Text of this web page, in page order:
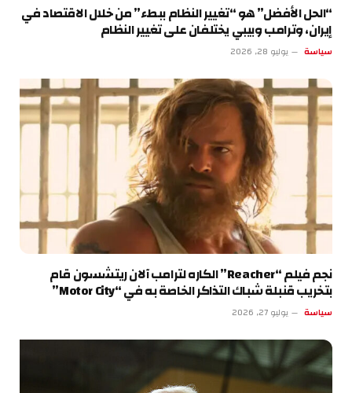
“الحل الأفضل” هو “تغيير النظام ببطء” من خلال الاقتصاد في
إيران، وترامب وبيبي يختلفان على تغيير النظام
سياسة يوليو 28, 2026
نجم فيلم “Reacher” الكاره لترامب آلان ريتشسون قام
بتخريب قنبلة شباك التذاكر الخاصة به في “Motor City”
سياسة يوليو 27, 2026